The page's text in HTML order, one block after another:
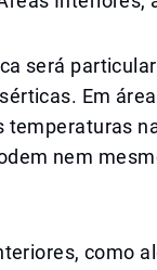
será
Em
temperaturas
nem
como